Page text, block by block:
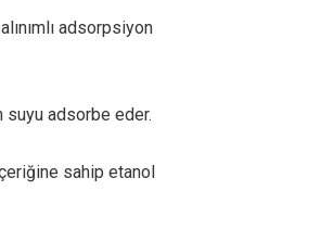
adsorpsiyon
suyu adsorbe eder.
sahip etanol